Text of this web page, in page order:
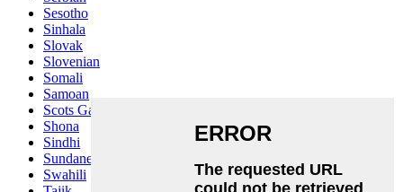
Sesotho
Sinhala
Slovak
Slovenian
Somali
Samoan
Scots Gaelic
Shona
Sindhi
Sundanese
Swahili